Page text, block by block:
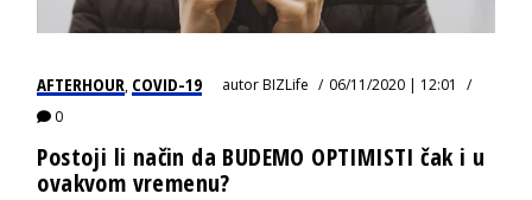
AFTERHOUR, COVID-19 autorBIZLife
06/11/2020 | 12:01
0
Postoji li način da BUDEMO OPTIMISTI čak i u
ovakvom vremenu?